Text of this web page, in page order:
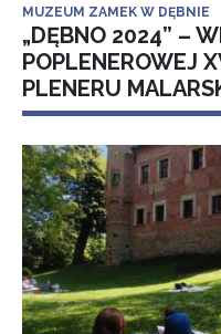
MUZEUM ZAMEK W DĘBNIE
„DĘBNO 2024” –
POPLENEROWEJ
PLENERU